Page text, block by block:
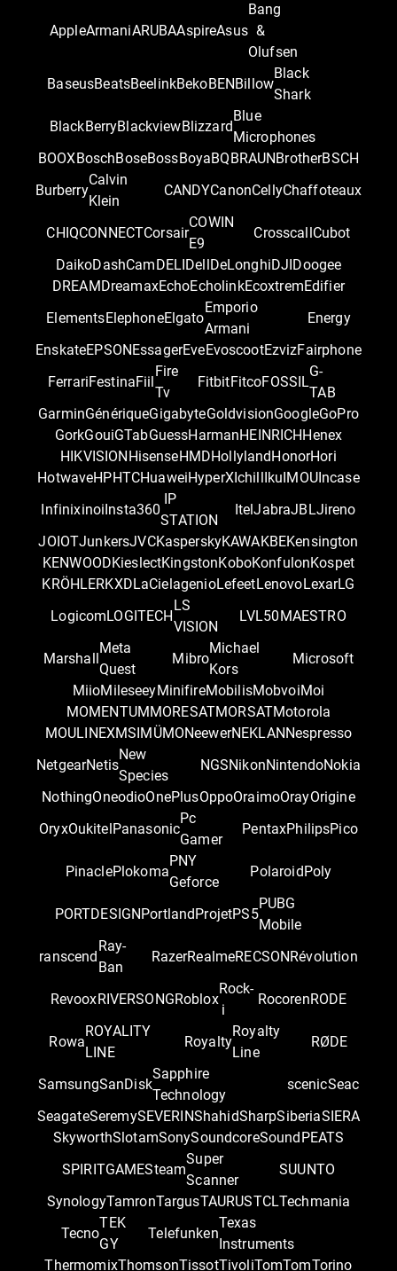
AppleArmaniARUBAAspireAsus
Bang
&
Olufsen
BaseusBeatsBeelinkBekoBENBillow
Black
Shark
BlackBerryBlackviewBlizzard
Blue
Microphones
BOOXBoschBoseBossBoyaBQBRAUNBrotherBSCH
Burberry
Calvin
Klein
CANDYCanonCellyChaffoteaux
CHIQCONNECTCorsair
COWIN
E9
CrosscallCubot
DaikoDashCamDELIDellDeLonghiDJIDoogee
DREAMDreamaxEchoEcholinkEcoxtremEdifier
ElementsElephoneElgato
Emporio
Armani
Energy
EnskateEPSONEssagerEveEvoscootEzvizFairphone
FerrariFestinaFiil
Fire
Tv
FitbitFitcoFOSSIL
G-
TAB
GarminGénériqueGigabyteGoldvisionGoogleGoPro
GorkGouiGTabGuessHarmanHEINRICHHenex
HIKVISIONHisenseHMDHollylandHonorHori
HotwaveHPHTCHuaweiHyperXIchillIkuIMOUIncase
InfinixinoiInsta360
IP
STATION
ItelJabraJBLJireno
JOIOTJunkersJVCKasperskyKAWAKBEKensington
KENWOODKieslectKingstonKoboKonfulonKospet
KRÖHLERKXDLaCielagenioLefeetLenovoLexarLG
LogicomLOGITECH
LS
VISION
LVL50MAESTRO
Marshall
Meta
Quest
Mibro
Michael
Kors
Microsoft
MiioMileseeyMinifireMobilisMobvoiMoi
MOMENTUMMORESATMORSATMotorola
MOULINEXMSIMÜMONeewerNEKLANNespresso
NetgearNetis
New
Species
NGSNikonNintendoNokia
NothingOneodioOnePlusOppoOraimoOrayOrigine
OryxOukitelPanasonic
Pc
Gamer
PentaxPhilipsPico
PinaclePlokoma
PNY
Geforce
PolaroidPoly
PORTDESIGNPortlandProjetPS5
PUBG
Mobile
ranscend
Ray-
Ban
RazerRealmeRECSONRévolution
RevooxRIVERSONGRoblox
Rock-
i
RocorenRODE
Rowa
ROYALITY
LINE
Royalty
Royalty
Line
RØDE
SamsungSanDisk
Sapphire
Technology
scenicSeac
SeagateSeremySEVERINShahidSharpSiberiaSIERA
SkyworthSlotamSonySoundcoreSoundPEATS
SPIRITGAMESteam
Super
Scanner
SUUNTO
SynologyTamronTargusTAURUSTCLTechmania
Tecno
TEK
GY
Telefunken
Texas
Instruments
ThermomixThomsonTissotTivoliTomTomTorino